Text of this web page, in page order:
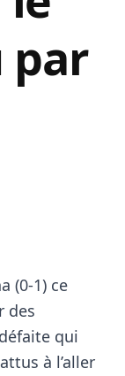
par
(0-1) ce
des
qui
à l’aller